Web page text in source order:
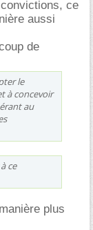
ce
aussi
de
le
à concevoir
au
ce
plus